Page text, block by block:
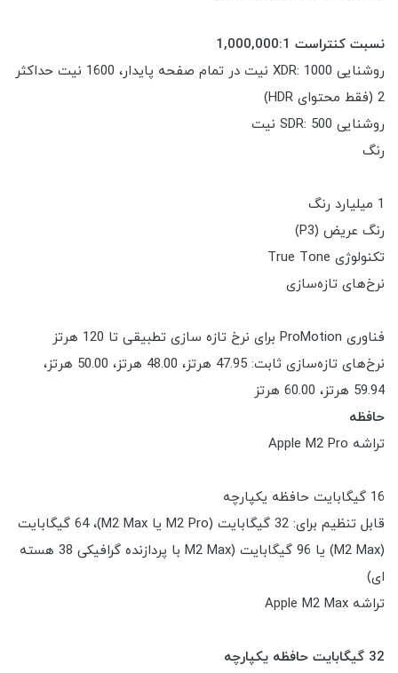
نسبت کنتراست 1,000,000:1
روشنایی XDR: 1000 نیت در تمام صفحه پایدار، 1600 نیت حداکثر
2 (فقط محتوای HDR)
روشنایی SDR: 500 نیت
رنگ
1 میلیارد رنگ
رنگ عریض (P3)
تکنولوژی True Tone
نرخ‌های تازه‌سازی
فناوری ProMotion برای نرخ تازه سازی تطبیقی تا 120 هرتز
نرخ‌های تازه‌سازی ثابت: 47.95 هرتز، 48.00 هرتز، 50.00 هرتز،
59.94 هرتز، 60.00 هرتز
حافظه
تراشه Apple M2 Pro
16 گیگابایت حافظه یکپارچه
قابل تنظیم برای: 32 گیگابایت (M2 Pro یا M2 Max)، 64 گیگابایت
(M2 Max) یا 96 گیگابایت (M2 Max با پردازنده گرافیکی 38 هسته
ای)
تراشه Apple M2 Max
32 گیگابایت حافظه یکپارچه